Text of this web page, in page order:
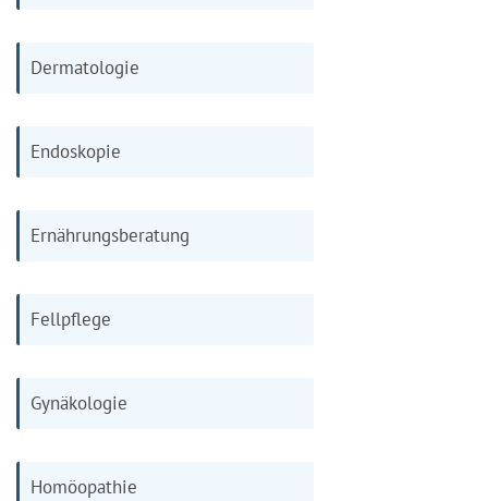
Dermatologie
Endoskopie
Ernährungsberatung
Fellpflege
Gynäkologie
Homöopathie